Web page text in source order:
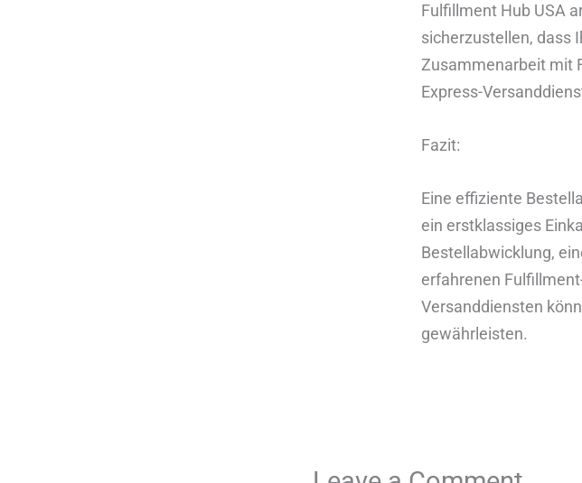
Fulfillment Hub USA
sicherzustellen, dass
Zusammenarbeit mit
Express-
Fazit:
Eine effiziente
ein erstklassiges
Bestellabwicklung,
erfahrenen
Versanddiensten
gewährleisten.